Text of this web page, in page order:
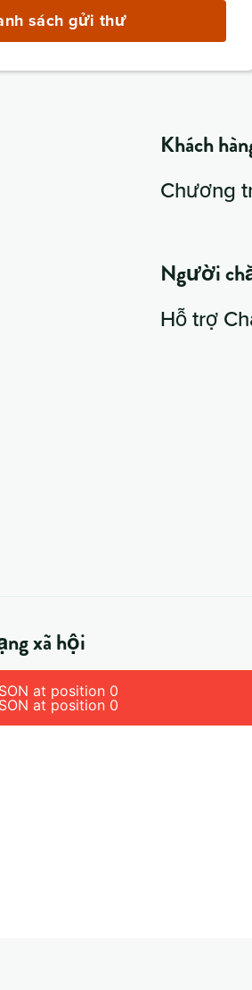
sách gửi thư
Khách
Chương
Người
Hỗ trợ
xã hội
at position 0
at position 0